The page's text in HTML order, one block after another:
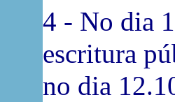
4 - No dia
escritura
no dia